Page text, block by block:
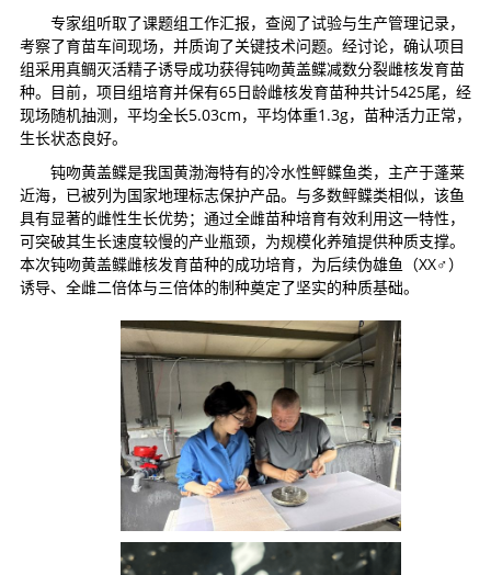
专家组听取了课题组工作汇报，查阅了试验与生产管理记录，
考察了育苗车间现场，并质询了关键技术问题。经讨论，确认项目
组采用真鲷灭活精子诱导成功获得钝吻黄盖鲽减数分裂雌核发育苗
种。目前，项目组培育并保有65日龄雌核发育苗种共计5425尾，经
现场随机抽测，平均全长5.03cm，平均体重1.3g，苗种活力正常，
生长状态良好。
钝吻黄盖鲽是我国黄渤海特有的冷水性鲆鲽鱼类，主产于蓬莱
近海，已被列为国家地理标志保护产品。与多数鲆鲽类相似，该鱼
具有显著的雌性生长优势；通过全雌苗种培育有效利用这一特性，
可突破其生长速度较慢的产业瓶颈，为规模化养殖提供种质支撑。
本次钝吻黄盖鲽雌核发育苗种的成功培育，为后续伪雄鱼（XX♂）
诱导、全雌二倍体与三倍体的制种奠定了坚实的种质基础。